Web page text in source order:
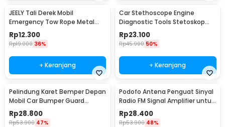
JEELY Tali Derek Mobil
Emergency Tow Rope Metal
Buckle U-Type 2.7M - JL30
Rp12.300
Rp19.000 36%
+ Keranjang
Car Stethoscope Engine
Diagnostic Tools Stetoskop
Mesin Mobil - W80582
Rp23.100
Rp45.900 50%
+ Keranjang
Pelindung Karet Bemper Depan
Mobil Car Bumper Guard
57mm 2.5M
Rp28.800
Rp53.900 47%
Podofo Antena Penguat Sinyal
Radio FM Signal Amplifier untuk
Mobil - ANT-208
Rp28.400
Rp53.900 48%